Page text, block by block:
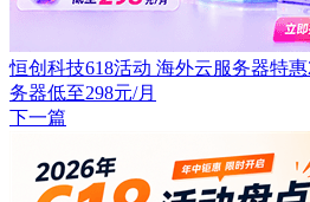
恒创科技618活动 海外云服务器特
务器低至298元/月
下一篇